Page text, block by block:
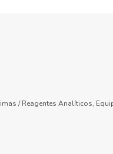
/ Reagentes Analíticos,